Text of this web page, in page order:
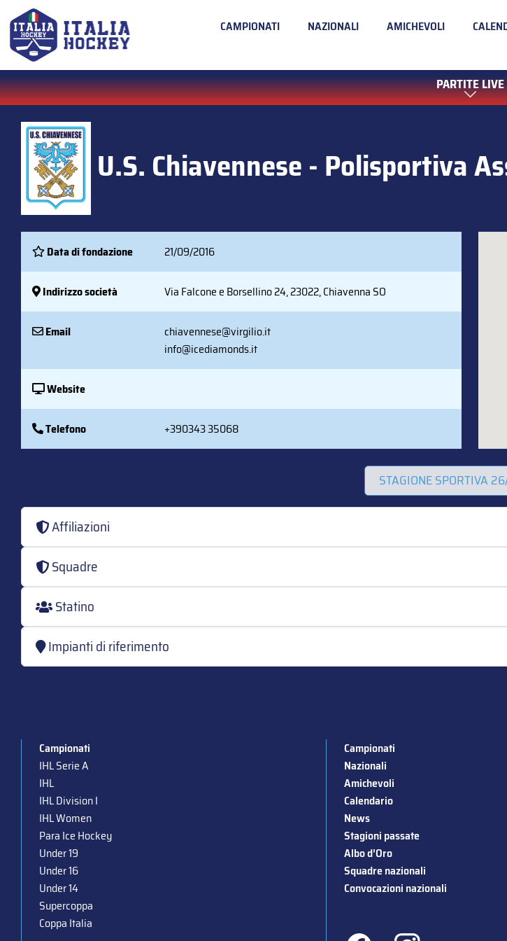
CAMPIONATI NAZIONALI AMICHEVOLI
PARTITE LIVE
U.S. Chiavennese - Polisportiva
Data di fondazione 21/09/2016
Indirizzo società Via Falcone e Borsellino 24, 23022, Chiavenna SO
Email
chiavennese@virgilio.it
info@icediamonds.it
Website
Telefono +390343 35068
Affiliazioni
Squadre
Statino
Impianti di riferimento
Campionati
IHL Serie A
IHL
IHL Division I
IHL Women
Para Ice Hockey
Under 19
Under 16
Under 14
Supercoppa
Coppa Italia
Campionati
Nazionali
Amichevoli
Calendario
News
Stagioni passate
Albo d’Oro
Squadre nazionali
Convocazioni nazionali